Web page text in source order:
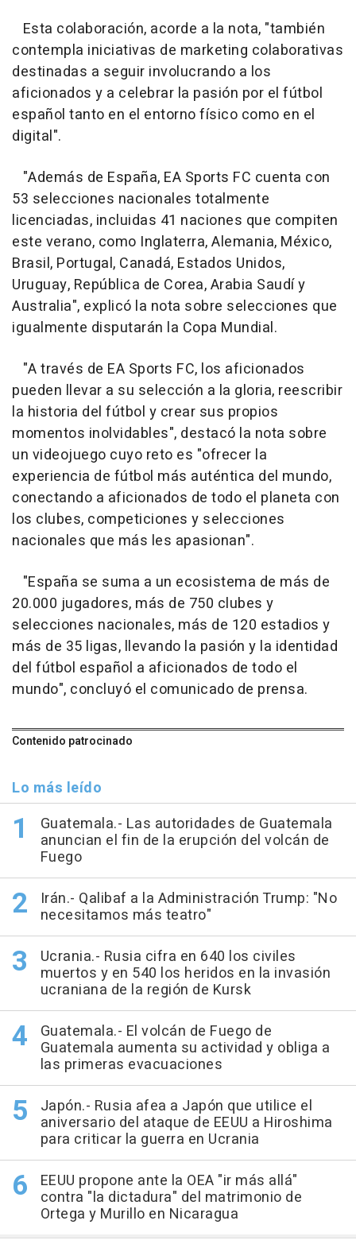
Esta colaboración, acorde a la nota, "también
contempla iniciativas de marketing colaborativas
destinadas a seguir involucrando a los
aficionados y a celebrar la pasión por el fútbol
español tanto en el entorno físico como en el
digital".
"Además de España, EA Sports FC cuenta con
53 selecciones nacionales totalmente
licenciadas, incluidas 41 naciones que compiten
este verano, como Inglaterra, Alemania, México,
Brasil, Portugal, Canadá, Estados Unidos,
Uruguay, República de Corea, Arabia Saudí y
Australia", explicó la nota sobre selecciones que
igualmente disputarán la Copa Mundial.
"A través de EA Sports FC, los aficionados
pueden llevar a su selección a la gloria, reescribir
la historia del fútbol y crear sus propios
momentos inolvidables", destacó la nota sobre
un videojuego cuyo reto es "ofrecer la
experiencia de fútbol más auténtica del mundo,
conectando a aficionados de todo el planeta con
los clubes, competiciones y selecciones
nacionales que más les apasionan".
"España se suma a un ecosistema de más de
20.000 jugadores, más de 750 clubes y
selecciones nacionales, más de 120 estadios y
más de 35 ligas, llevando la pasión y la identidad
del fútbol español a aficionados de todo el
mundo", concluyó el comunicado de prensa.
Contenido patrocinado
Lo más leído
Guatemala.- Las autoridades de Guatemala
anuncian el fin de la erupción del volcán de
Fuego
Irán.- Qalibaf a la Administración Trump: "No
necesitamos más teatro"
Ucrania.- Rusia cifra en 640 los civiles
muertos y en 540 los heridos en la invasión
ucraniana de la región de Kursk
Guatemala.- El volcán de Fuego de
Guatemala aumenta su actividad y obliga a
las primeras evacuaciones
Japón.- Rusia afea a Japón que utilice el
aniversario del ataque de EEUU a Hiroshima
para criticar la guerra en Ucrania
EEUU propone ante la OEA "ir más allá"
contra "la dictadura" del matrimonio de
Ortega y Murillo en Nicaragua